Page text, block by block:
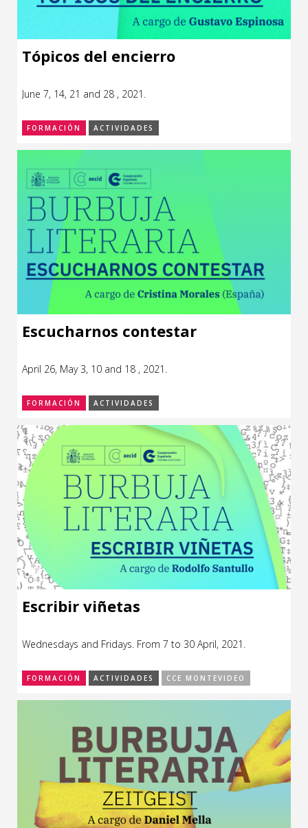
Tópicos del encierro
June 7, 14, 21 and 28 , 2021.
FORMACIÓN ACTIVIDADES
Escucharnos contestar
April 26, May 3, 10 and 18 , 2021.
FORMACIÓN ACTIVIDADES
Escribir viñetas
Wednesdays and Fridays. From 7 to 30 April, 2021.
FORMACIÓN ACTIVIDADES CCE MONTEVIDEO